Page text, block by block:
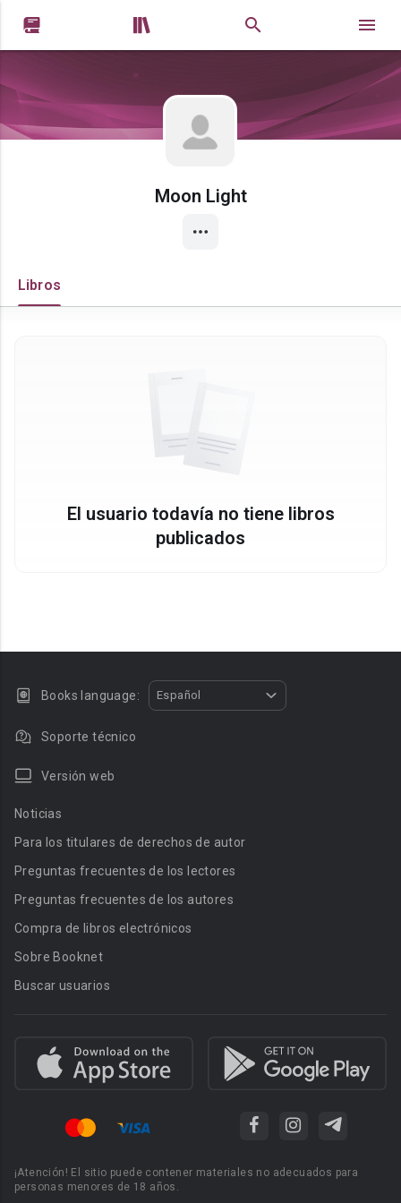
 
Moon Light
Libros
El usuario todavía no tiene libros
publicados
Books language: Español
Soporte técnico
Versión web
Noticias
Para los titulares de derechos de autor
Preguntas frecuentes de los lectores
Preguntas frecuentes de los autores
Compra de libros electrónicos
Sobre Booknet
Buscar usuarios
¡Atención! El sitio puede contener materiales no adecuados para
personas menores de 18 años.